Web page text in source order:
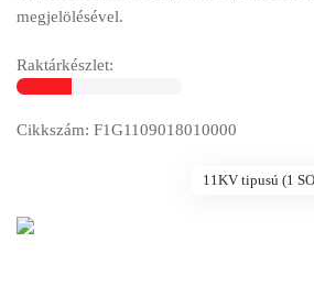
megjelölésével.
Raktárkészlet:
Cikkszám: F1G1109018010000
11KV tipusú (1